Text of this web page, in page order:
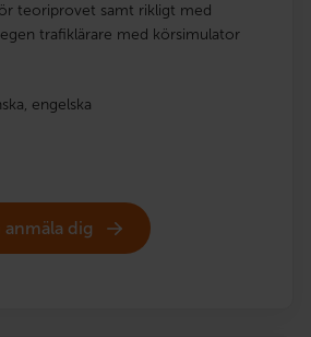
teoriprovet samt rikligt med
trafiklärare med körsimulator
engelska
anmäla dig